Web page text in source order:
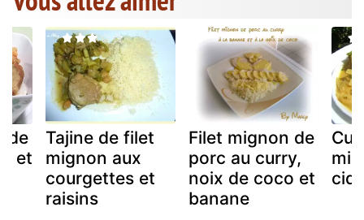
de
et
Tajine de filet
mignon aux
courgettes et
raisins
Filet mignon de
porc au curry,
noix de coco et
banane